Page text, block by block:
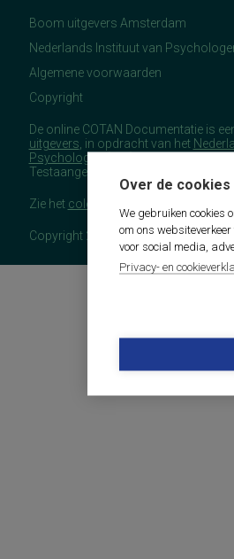
Over de
We gebruiken cookies
om ons
voor social media,
Privacy- en
Boom uitgevers Amsterdam
Nederlands Instituut van
Algemene voorwaarden
Copyright
De online COTAN Documentatie is
uitgevers , in opdracht van het
Psychologen(NIP), namens de
Testaangelegenheden Nederland
Zie het colofon
Copyright 2026 - COTAN